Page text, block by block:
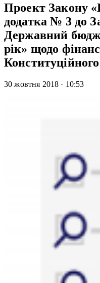
Проект Закону
додатка № 3 до
Державний
рік» щодо
30 жовтня 2018 · 10:53